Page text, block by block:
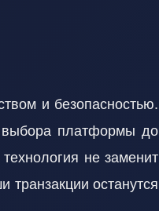
и безопасностью.
выбора платформы до
не заменит
останутся